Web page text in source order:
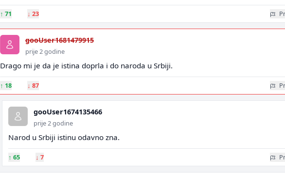
↑ 71 ↓ 23
gooUser1681479915
prije 2 godine
Drago mi je da je istina doprla i do naroda u Srbiji.
↑ 18 ↓ 87
gooUser1674135466
prije 2 godine
Narod u Srbiji istinu odavno zna.
↑ 65 ↓ 7